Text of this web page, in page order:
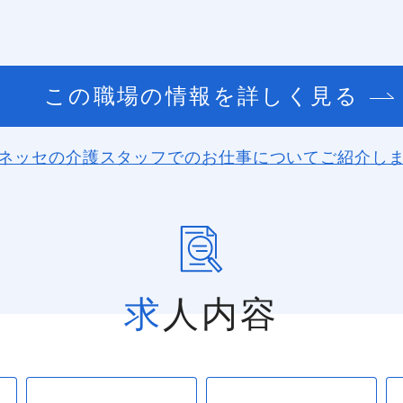
この職場の情報を詳しく見る
ッセの介護スタッフでのお仕事についてご紹介し
求人内容